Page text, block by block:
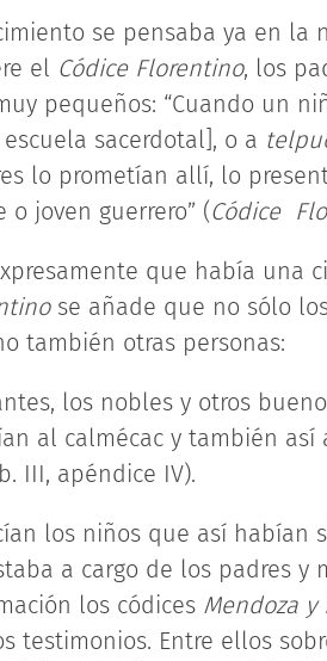
se pensaba ya en la
el Códice Florentino, los
pequeños: “Cuando un
sacerdotal], o a
lo prometían allí, lo
o joven guerrero” (Códice
que había una
se añade que no sólo
también otras personas:
los nobles y otros
al calmécac y también así
III, apéndice IV).
los niños que así habían
a cargo de los padres y
los códices Mendoza
testimonios. Entre ellos